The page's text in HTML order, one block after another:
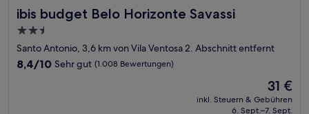
ibis budget Belo Horizonte Savassi
ibis budget Belo Horizonte Savassi
2.5-
Sterne-
Unterkunft
Santo Antonio, 3,6 km von Vila Ventosa 2. Abschnitt entfernt
8.4
8,4/10 Sehr gut (1.008 Bewertungen)
Der
Preis
beträgt
31 €
inkl. Steuern & Gebühren
6. Sept.–7. Sept.